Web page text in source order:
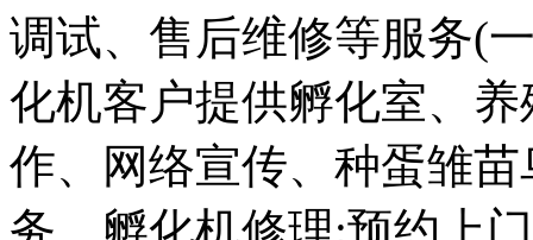
调试、售后维修等服务(
化机客户提供孵化室、
作、网络宣传、种蛋雏